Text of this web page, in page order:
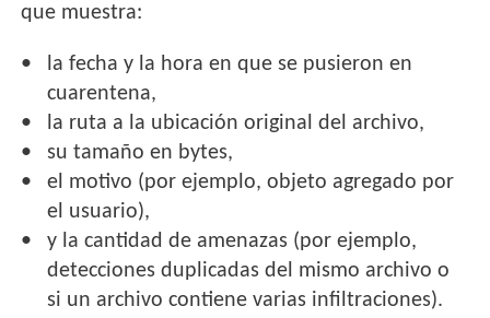
que muestra:
la fecha y la hora en que se pusieron en
cuarentena,
la ruta a la ubicación original del archivo,
su tamaño en bytes,
el motivo (por ejemplo, objeto agregado por
el usuario),
y la cantidad de amenazas (por ejemplo,
detecciones duplicadas del mismo archivo o
si un archivo contiene varias infiltraciones).